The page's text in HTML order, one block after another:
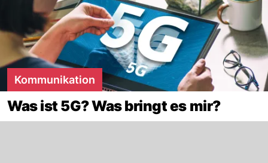
Kommunikation
Was ist 5G? Was bringt es mir?